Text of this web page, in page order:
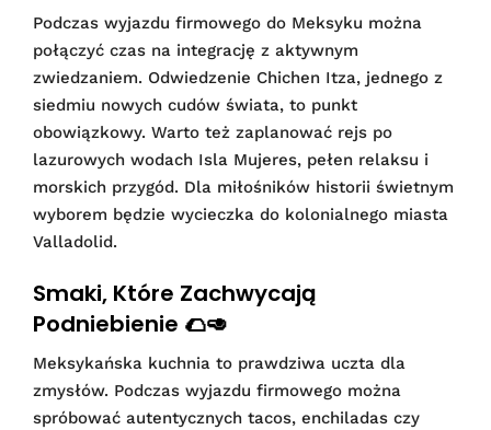
Podczas wyjazdu firmowego do Meksyku można
połączyć czas na integrację z aktywnym
zwiedzaniem. Odwiedzenie Chichen Itza, jednego z
siedmiu nowych cudów świata, to punkt
obowiązkowy. Warto też zaplanować rejs po
lazurowych wodach Isla Mujeres, pełen relaksu i
morskich przygód. Dla miłośników historii świetnym
wyborem będzie wycieczka do kolonialnego miasta
Valladolid.
Smaki, Które Zachwycają
Podniebienie 🌮🥑
Meksykańska kuchnia to prawdziwa uczta dla
zmysłów. Podczas wyjazdu firmowego można
spróbować autentycznych tacos, enchiladas czy